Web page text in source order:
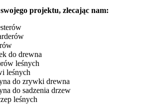
projektu, zlecając nam:
do drewna
leśnych
leśnych
do zrywki drewna
do sadzenia drzew
leśnych